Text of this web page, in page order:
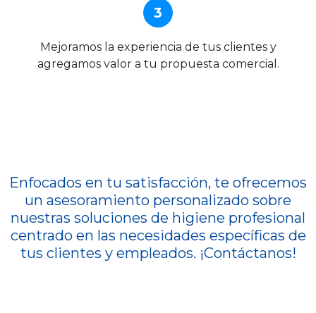
3
Mejoramos la experiencia de tus clientes y
agregamos valor a tu propuesta comercial.
Enfocados en tu satisfacción, te ofrecemos
un asesoramiento personalizado sobre
nuestras soluciones de higiene profesional
centrado en las necesidades específicas de
tus clientes y empleados. ¡Contáctanos!